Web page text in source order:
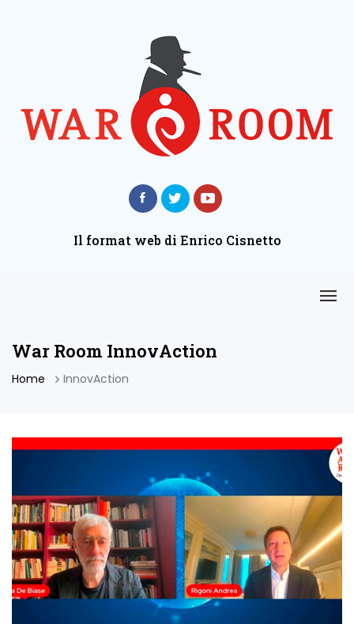
Il format web di Enrico Cisnetto
War Room InnovAction
Home InnovAction